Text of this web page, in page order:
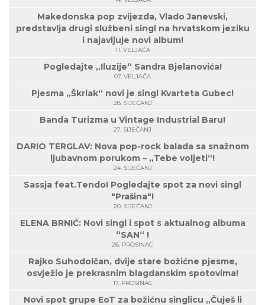
Makedonska pop zvijezda, Vlado Janevski,
predstavlja drugi službeni singl na hrvatskom jeziku
i najavljuje novi album!
11. VELJAČA
Pogledajte „Iluzije“ Sandra Bjelanovića!
07. VELJAČA
Pjesma „Škrlak“ novi je singl Kvarteta Gubec!
28. SIJEČANJ
Banda Turizma u Vintage Industrial Baru!
27. SIJEČANJ
DARIO TERGLAV: Nova pop-rock balada sa snažnom
ljubavnom porukom – „Tebe voljeti“!
24. SIJEČANJ
Sassja feat.Tendo! Pogledajte spot za novi singl
"Prašina"!
20. SIJEČANJ
ELENA BRNIĆ: Novi singl i spot s aktualnog albuma
“SAN“ !
26. PROSINAC
Rajko Suhodolčan, dvije stare božićne pjesme,
osvježio je prekrasnim blagdanskim spotovima!
17. PROSINAC
Novi spot grupe EoT za božićnu singlicu „Čuješ li